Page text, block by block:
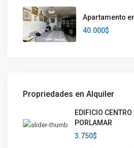
Apartamento
40.000$
Propriedades en Alquiler
EDIFICIO CENTRO
PORLAMAR
3.750$